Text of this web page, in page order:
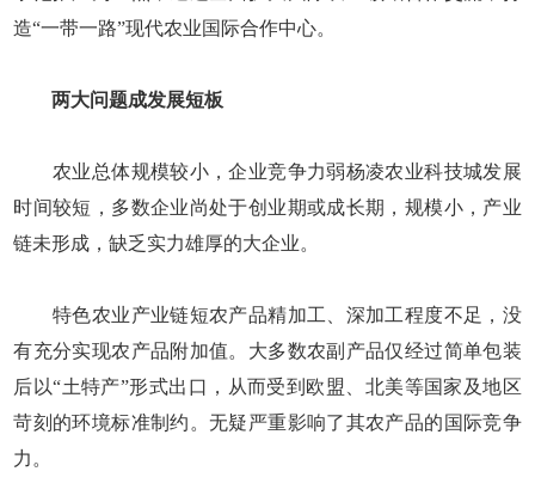
造“一带一路”现代农业国际合作中心。
两大问题成发展短板
农业总体规模较小，企业竞争力弱杨凌农业科技城发展
时间较短，多数企业尚处于创业期或成长期，规模小，产业
链未形成，缺乏实力雄厚的大企业。
特色农业产业链短农产品精加工、深加工程度不足，没
有充分实现农产品附加值。大多数农副产品仅经过简单包装
后以“土特产”形式出口，从而受到欧盟、北美等国家及地区
苛刻的环境标准制约。无疑严重影响了其农产品的国际竞争
力。